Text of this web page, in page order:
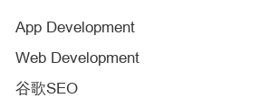
App Development
Web Development
谷歌SEO